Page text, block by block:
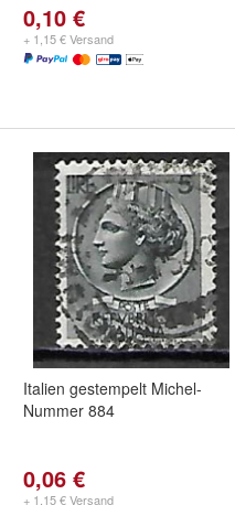
0,10 €
+ 1,15 € Versand
Italien gestempelt Michel-
Nummer 884
0,06 €
+ 1,15 € Versand